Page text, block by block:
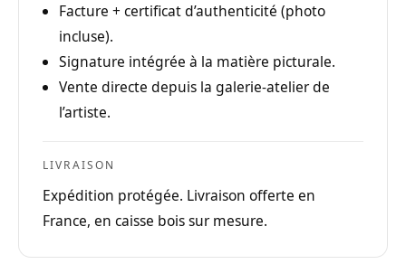
Facture + certificat d’authenticité (photo
incluse).
Signature intégrée à la matière picturale.
Vente directe depuis la galerie-atelier de
l’artiste.
LIVRAISON
Expédition protégée. Livraison offerte en
France, en caisse bois sur mesure.